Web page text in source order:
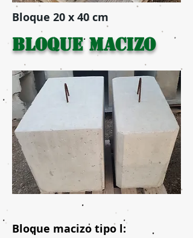
Bloque 20 x 40 cm
BLOQUE MAcIZO
Bloque macizo tipo l: